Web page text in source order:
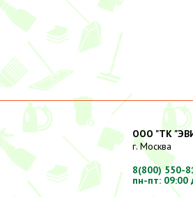
ООО "ТК
г. Москва
8(800) 550-
пн-пт: 09:00